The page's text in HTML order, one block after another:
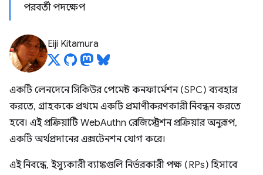
পরবর্তী পদক্ষেপ
Eiji Kitamura
একটি লেনদেনে সিকিউর পেমেন্ট কনফার্মেশন (SPC) ব্যবহার
করতে, গ্রাহককে প্রথমে একটি প্রমাণীকরণকারী নিবন্ধন করতে
হবে। এই প্রক্রিয়াটি WebAuthn রেজিস্ট্রেশন প্রক্রিয়ার অনুরূপ,
একটি অর্থপ্রদানের এক্সটেনশন যোগ করে।
এই নিবন্ধে, ইস্যুকারী ব্যাঙ্কগুলি নির্ভরকারী পক্ষ (RPs) হিসাবে